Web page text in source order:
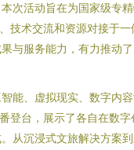
次活动旨在为国家级专
技术交流和资源对接于一
与服务能力，有力推动
能、虚拟现实、数字内
登台，展示了各自在数字
从沉浸式文旅解决方案